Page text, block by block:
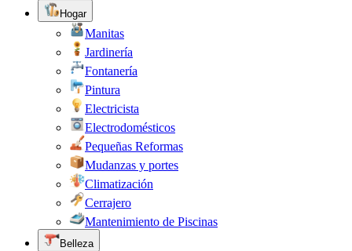
Hogar
Manitas
Jardinería
Fontanería
Pintura
Electricista
Electrodomésticos
Pequeñas Reformas
Mudanzas y portes
Climatización
Cerrajero
Mantenimiento de Piscinas
Belleza